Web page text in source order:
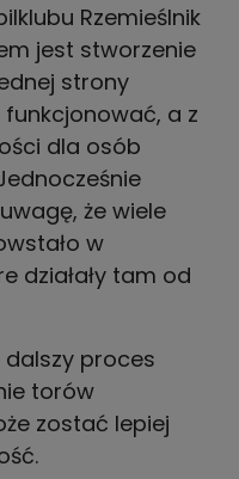
Rzemieślnik
jest stworzenie
strony
a z
dla osób
że wiele
w
działały tam od
dalszy proces
torów
zostać lepiej